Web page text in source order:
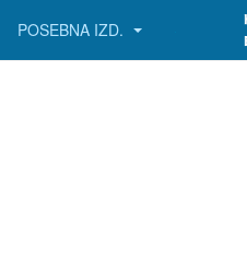
POSEBNA IZD.